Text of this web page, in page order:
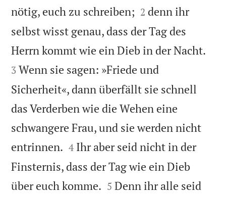
nötig, euch zu schreiben; 

2 denn ihr
selbst wisst genau, dass der Tag des
Herrn kommt wie ein Dieb in der Nacht.
3 Wenn sie sagen: »Friede und
Sicherheit«, dann überfällt sie schnell
das Verderben wie die Wehen eine
schwangere Frau, und sie werden nicht
entrinnen. 

4 Ihr aber seid nicht in der
Finsternis, dass der Tag wie ein Dieb
über euch komme. 

5 Denn ihr alle seid